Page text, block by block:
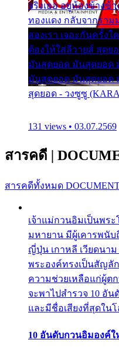
จริงเธอ อยู่ห้องข้างข้
ทองแดง กลับจากราม
สองเรา เจอะกันครั้งใ
ต้องให้ใส่ลีวายส์ สุด
มันสุดยอด มันสุดยอด
มันสุดยอด มันสุดยอด
สุดยอด - วงซูซู
131 views • 03.07.2569
สารคดี |
สารคดีทั้งหมด
เจ้าแม่กวนอิมเป็นพร
มหายาน มีผู้เคารพนับ
ญี่ปุ่น เกาหลี เวียดนา
พระองค์ทรงเป็นสัญลั
ความช่วยเหลือแก่ผู้ต
จะพาไปสำรวจ 10 อั
และมีชื่อเสียงที่สุดใน
10 อันดับกวนอิมองค์